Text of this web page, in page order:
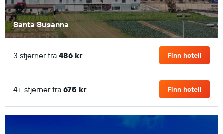
Santa Susanna
3 stjerner fra 486 kr Finn hotell
4+ stjerner fra 675 kr Finn hotell